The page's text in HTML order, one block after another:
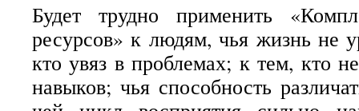
Будет трудно применить
ресурсов» к людям, чья жизнь не
кто увяз в проблемах; к тем, кто
навыков; чья способность